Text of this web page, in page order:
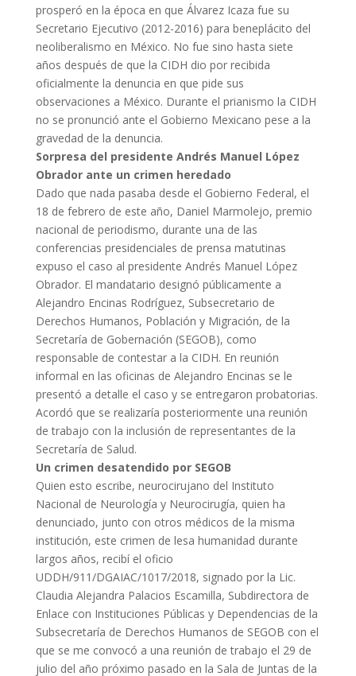
prosperó en la época en que Álvarez Icaza fue su
Secretario Ejecutivo (2012-2016) para beneplácito del
neoliberalismo en México. No fue sino hasta siete
años después de que la CIDH dio por recibida
oficialmente la denuncia en que pide sus
observaciones a México. Durante el prianismo la CIDH
no se pronunció ante el Gobierno Mexicano pese a la
gravedad de la denuncia.
Sorpresa del presidente Andrés Manuel López
Obrador ante un crimen heredado
Dado que nada pasaba desde el Gobierno Federal, el
18 de febrero de este año, Daniel Marmolejo, premio
nacional de periodismo, durante una de las
conferencias presidenciales de prensa matutinas
expuso el caso al presidente Andrés Manuel López
Obrador. El mandatario designó públicamente a
Alejandro Encinas Rodríguez, Subsecretario de
Derechos Humanos, Población y Migración, de la
Secretaría de Gobernación (SEGOB), como
responsable de contestar a la CIDH. En reunión
informal en las oficinas de Alejandro Encinas se le
presentó a detalle el caso y se entregaron probatorias.
Acordó que se realizaría posteriormente una reunión
de trabajo con la inclusión de representantes de la
Secretaría de Salud.
Un crimen desatendido por SEGOB
Quien esto escribe, neurocirujano del Instituto
Nacional de Neurología y Neurocirugía, quien ha
denunciado, junto con otros médicos de la misma
institución, este crimen de lesa humanidad durante
largos años, recibí el oficio
UDDH/911/DGAIAC/1017/2018, signado por la Lic.
Claudia Alejandra Palacios Escamilla, Subdirectora de
Enlace con Instituciones Públicas y Dependencias de la
Subsecretaría de Derechos Humanos de SEGOB con el
que se me convocó a una reunión de trabajo el 29 de
julio del año próximo pasado en la Sala de Juntas de la